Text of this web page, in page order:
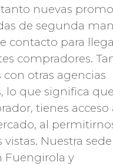
nuevas
de segunda
contacto para
compradores.
otras agencias
lo que significa
tienes acceso
al
Nuestra sede
Fuengirola y